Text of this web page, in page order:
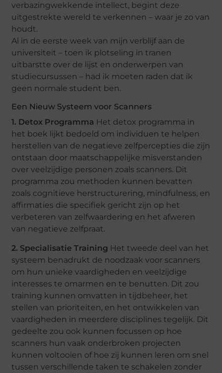
verbazingwekkende intellect, begint deze
uitgestrekte wereld te verkennen – waar je zo van
houdt.
Al in de eerste week van mijn verblijf aan de
universiteit – toen ik plotseling in tranen
uitbarstte over de lijst en onderwerpen van
studiecursussen – had ik moeten raden dat ik
geen normale student ben.
Een Nieuw Systeem voor Scanners
1. Detox Programma Het detox programma in
het boek lijkt bedoeld om individuen te helpen
herstellen van de negatieve zelfpercepties die zijn
ontstaan door maatschappelijke misverstanden
over veelzijdige personen zoals scanners. Dit
programma zou methoden kunnen bevatten
zoals cognitieve herstructurering, mindfulness, en
affirmaties die specifiek gericht zijn op het
verbeteren van zelfwaardering en het afweren
van negatieve zelfpraat.
2. Specialisatie Training Het tweede deel van het
systeem benadrukt de noodzaak voor scanners
om hun unieke vaardigheden en veelzijdige
interesses te omarmen en te benutten. Dit zou
training kunnen omvatten in tijdbeheer, het
stellen van prioriteiten, en het ontwikkelen van
vaardigheden in meerdere disciplines tegelijk. Dit
gedeelte zou ook kunnen focussen op hoe
scanners hun vaak onderbroken projecten
kunnen voltooien of hoe zij kunnen leren om snel
tussen verschillende taken te schakelen zonder